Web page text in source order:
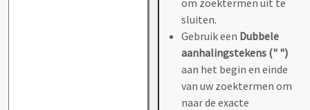
sluiten.
Gebruik een Dubbele
aanhalingstekens (" ")
aan het begin en einde
van uw zoektermen om
naar de exacte